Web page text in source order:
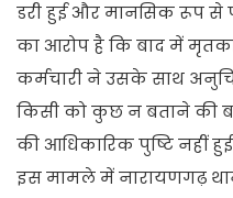
डरी हुई और मानसिक रूप से
का आरोप है कि बाद में
कर्मचारी ने उसके साथ
किसी को कुछ न बताने की
की आधिकारिक पुष्टि नहीं
इस मामले में नारायणगढ़